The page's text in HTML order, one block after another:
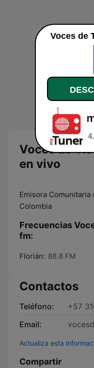
Voces de
en vivo
Emisora
Colombia
Frecuencias
fm:
Florián: 88.8 FM
Contactos
Teléfono:
+57
Email:
Actualiza esta
Compartir